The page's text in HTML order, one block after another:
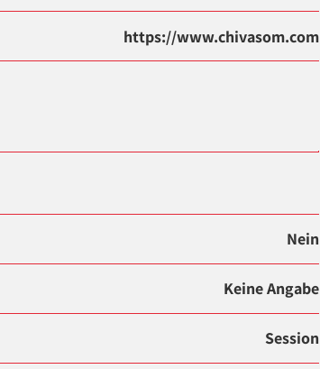
https://www.chivasom.com
Nein
Keine Angabe
Session